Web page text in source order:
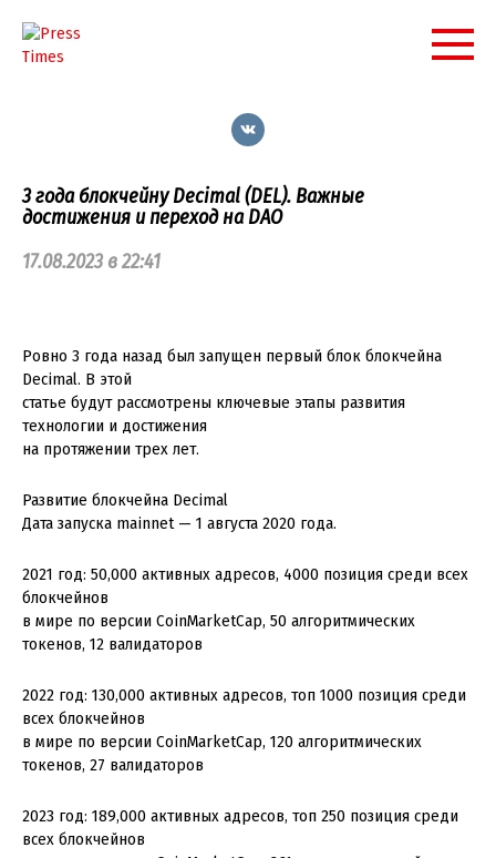
контенту
3 года блокчейну Decimal (DEL). Важные
достижения и переход на DAO
17.08.2023 в 22:41
Ровно 3 года назад был запущен первый блок блокчейна
Decimal. В этой
статье будут рассмотрены ключевые этапы развития
технологии и достижения
на протяжении трех лет.
Развитие блокчейна Decimal
Дата запуска mainnet — 1 августа 2020 года.
2021 год: 50,000 активных адресов, 4000 позиция среди всех
блокчейнов
в мире по версии CoinMarketCap, 50 алгоритмических
токенов, 12 валидаторов
2022 год: 130,000 активных адресов, топ 1000 позиция среди
всех блокчейнов
в мире по версии CoinMarketCap, 120 алгоритмических
токенов, 27 валидаторов
2023 год: 189,000 активных адресов, топ 250 позиция среди
всех блокчейнов